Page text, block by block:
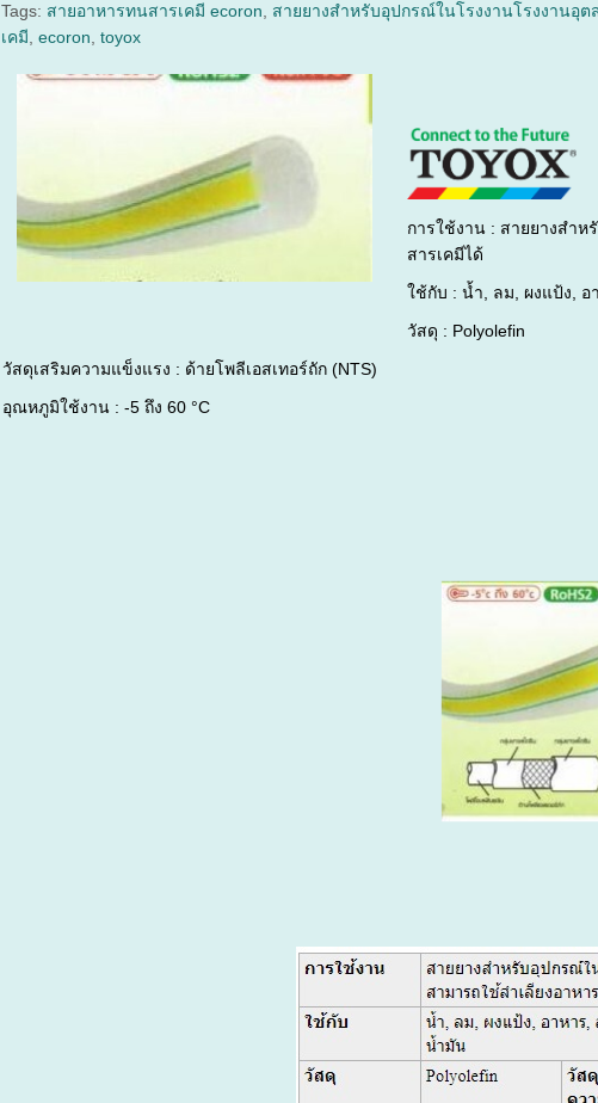
Tags: สายอาหารทนสารเคมี ecoron สายยางสำหรับอุปกรณ์ในโรงงานโรงงานอุ
เคมี ,ecoron ,toyox
การใช้งาน : สายยางสำห
สารเคมีได้
ใช้กับ : น้ำ, ลม, ผงแป้ง,
วัสดุ : Polyolefin
วัสดุเสริมความแข็งแรง : ด้ายโพลีเอสเทอร์ถัก (NTS)
อุณหภูมิใช้งาน : -5 ถึง 60 °C